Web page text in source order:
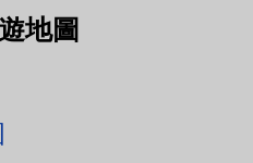
地圖